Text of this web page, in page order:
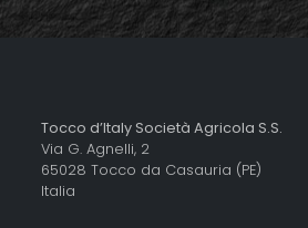
Tocco d’Italy Società Agricola S.S.
Via G. Agnelli, 2
65028 Tocco da Casauria (PE)
Italia